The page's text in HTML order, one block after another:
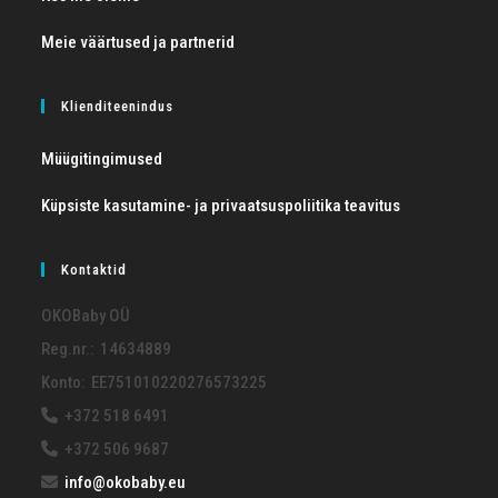
Meie väärtused ja partnerid
Klienditeenindus
Müügitingimused
Küpsiste kasutamine- ja privaatsuspoliitika teavitus
Kontaktid
OKOBaby OÜ
Reg.nr.: 14634889
Konto: EE751010220276573225
+372 518 6491
+372 506 9687
info@okobaby.eu